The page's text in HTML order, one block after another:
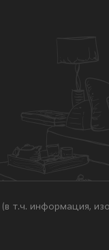
информация,